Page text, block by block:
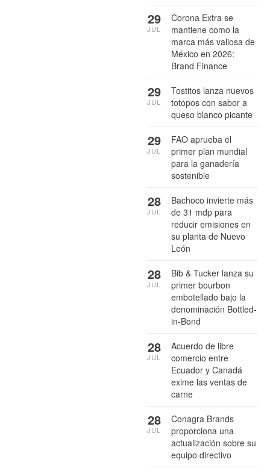
Corona Extra se
mantiene como la
marca más valiosa de
México en 2026:
Brand Finance
29
JUL
Tostitos lanza nuevos
totopos con sabor a
queso blanco picante
29
JUL
FAO aprueba el
primer plan mundial
para la ganadería
sostenible
29
JUL
Bachoco invierte más
de 31 mdp para
reducir emisiones en
su planta de Nuevo
León
28
JUL
Bib & Tucker lanza su
primer bourbon
embotellado bajo la
denominación Bottled-
in-Bond
28
JUL
Acuerdo de libre
comercio entre
Ecuador y Canadá
exime las ventas de
carne
28
JUL
Conagra Brands
proporciona una
actualización sobre su
equipo directivo
28
JUL